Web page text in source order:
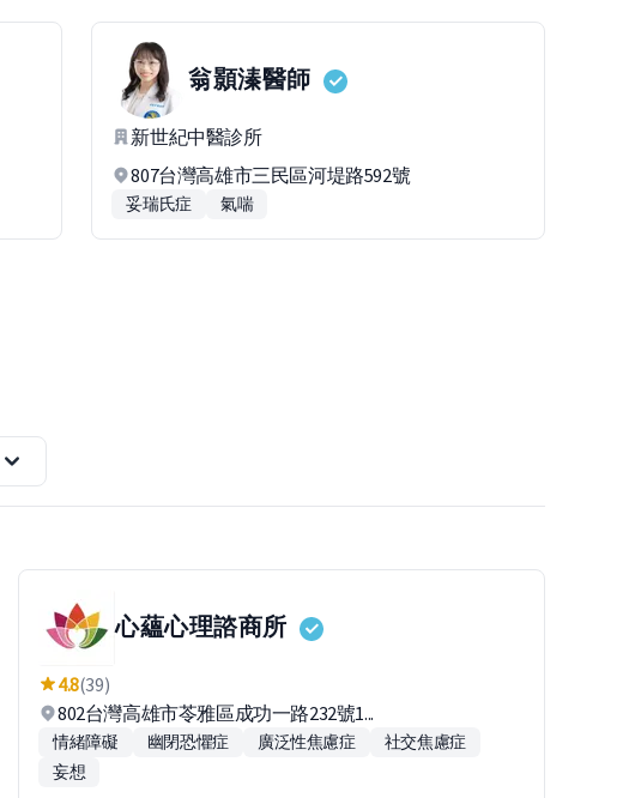
翁顥溱醫師
新世紀中醫診所
807台灣高雄市三民區河堤路592號
妥瑞氏症 氣喘
心蘊心理諮商所
4.8(39)
802台灣高雄市苓雅區成功一路232號1...
情緒障礙 幽閉恐懼症 廣泛性焦慮症
社交焦慮症
妄想